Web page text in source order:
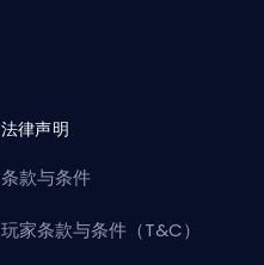
法律声明
条款与条件
玩家条款与条件（T&C）